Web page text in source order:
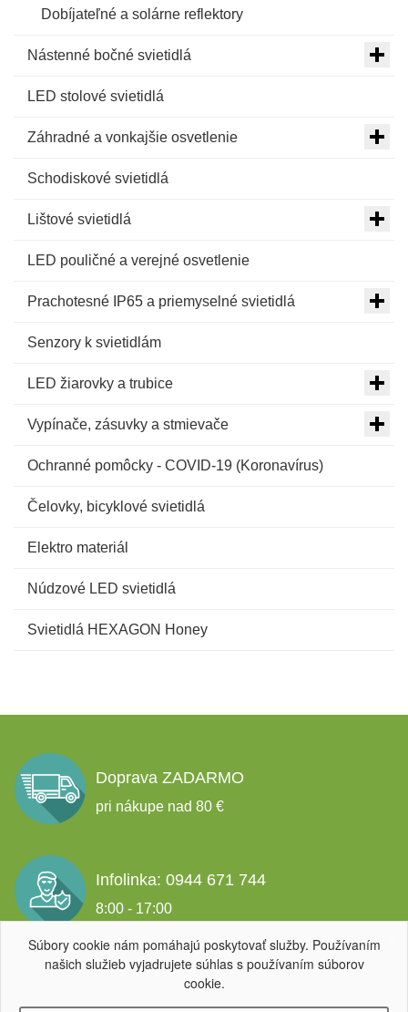
Dobíjateľné a solárne reflektory
Nástenné bočné svietidlá
LED stolové svietidlá
Záhradné a vonkajšie osvetlenie
Schodiskové svietidlá
Lištové svietidlá
LED pouličné a verejné osvetlenie
Prachotesné IP65 a priemyselné svietidlá
Senzory k svietidlám
LED žiarovky a trubice
Vypínače, zásuvky a stmievače
Ochranné pomôcky - COVID-19 (Koronavírus)
Čelovky, bicyklové svietidlá
Elektro materiál
Núdzové LED svietidlá
Svietidlá HEXAGON Honey
Doprava ZADARMO
pri nákupe nad 80 €
Infolinka: 0944 671 744
8:00 - 17:00
Garancia spokojnosti
Súbory cookie nám pomáhajú poskytovať služby. Používaním
našich služieb vyjadrujete súhlas s používaním súborov
cookie.